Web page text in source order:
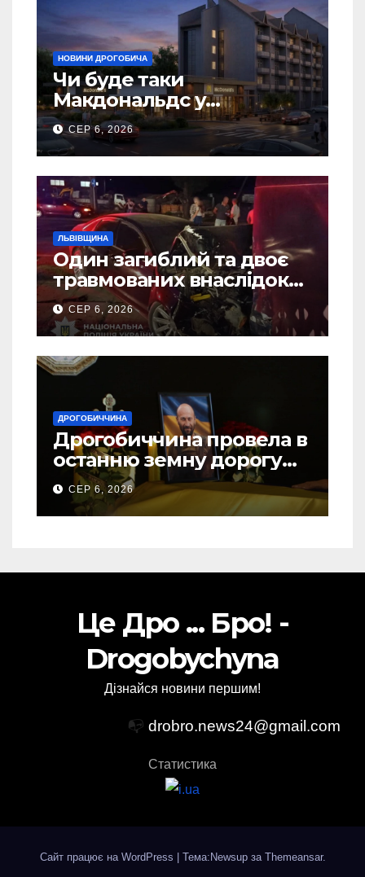
НОВИНИ ДРОГОБИЧА
Чи буде таки
Макдональдс у
Дрогобичі? (Фото)
СЕР 6, 2026
ЛЬВІВЩИНА
Один загиблий та двоє
травмованих внаслідок
ДТП на Самбірщині
СЕР 6, 2026
ДРОГОБИЧЧИНА
Дрогобиччина провела в
останню земну дорогу
свого Захисника – Олега
Торського
СЕР 6, 2026
Це Дро ... Бро! -
Drogobychyna
Дізнайся новини першим!
📭 drobro.news24@gmail.com
Статистика
Сайт працює на WordPress Тема:Newsup за Themeansar.